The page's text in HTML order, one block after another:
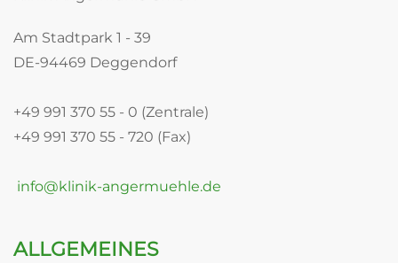
Am Stadtpark 1 - 39
DE-94469 Deggendorf
+49 991 370 55 - 0 (Zentrale)
+49 991 370 55 - 720 (Fax)
info@klinik-angermuehle.de
ALLGEMEINES